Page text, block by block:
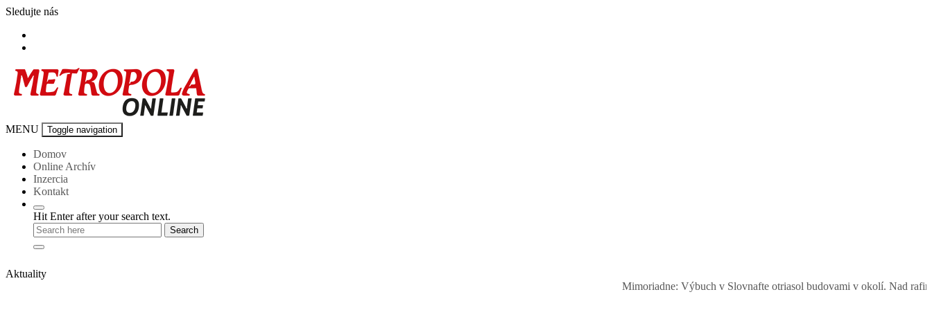
Skip
content
Sledujte nás
Metropola-
MENU Toggle navigation
Domov
Online Archív
Inzercia
Kontakt
Hit Enter after your search text.
Aktuality
Mimoriadne: Výbuch v Slovnafte otriasol budovami v okolí. Nad rafinériou